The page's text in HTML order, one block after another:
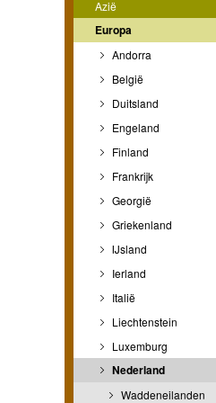
Azië
Europa
Andorra
België
Duitsland
Engeland
Finland
Frankrijk
Georgië
Griekenland
IJsland
Ierland
Italië
Liechtenstein
Luxemburg
Nederland
Waddeneilanden